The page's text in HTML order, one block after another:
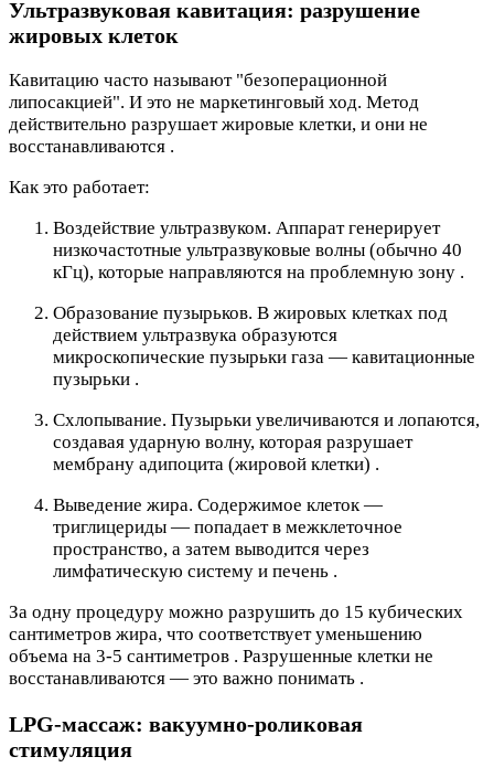
Ультразвуковая кавитация: разрушение
жировых клеток
Кавитацию часто называют "безоперационной
липосакцией". И это не маркетинговый ход. Метод
действительно разрушает жировые клетки, и они не
восстанавливаются .
Как это работает:
Воздействие ультразвуком. Аппарат генерирует
низкочастотные ультразвуковые волны (обычно 40
кГц), которые направляются на проблемную зону .
Образование пузырьков. В жировых клетках под
действием ультразвука образуются
микроскопические пузырьки газа — кавитационные
пузырьки .
Схлопывание. Пузырьки увеличиваются и лопаются,
создавая ударную волну, которая разрушает
мембрану адипоцита (жировой клетки) .
Выведение жира. Содержимое клеток —
триглицериды — попадает в межклеточное
пространство, а затем выводится через
лимфатическую систему и печень .
За одну процедуру можно разрушить до 15 кубических
сантиметров жира, что соответствует уменьшению
объема на 3-5 сантиметров . Разрушенные клетки не
восстанавливаются — это важно понимать .
LPG-массаж: вакуумно-роликовая
стимуляция